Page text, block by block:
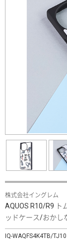
株式会社イングレム
AQUOS R10/R9 ト
ッドケース/おかし
IQ-WAQFS4K4TB/TJ10